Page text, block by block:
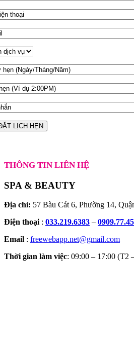
THÔNG TIN LIÊN HỆ
SPA & BEAUTY
Địa chỉ: 57 Bàu Cát 6, Phường 14,
Điện thoại: 033.219.6383 –
Email : freewebapp.net@gmail.com
Thời gian làm việc: 09:00 – 17:00 (T2